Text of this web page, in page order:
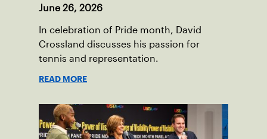
June 26, 2026
In celebration of Pride month, David
Crossland discusses his passion for
tennis and representation.
READ MORE